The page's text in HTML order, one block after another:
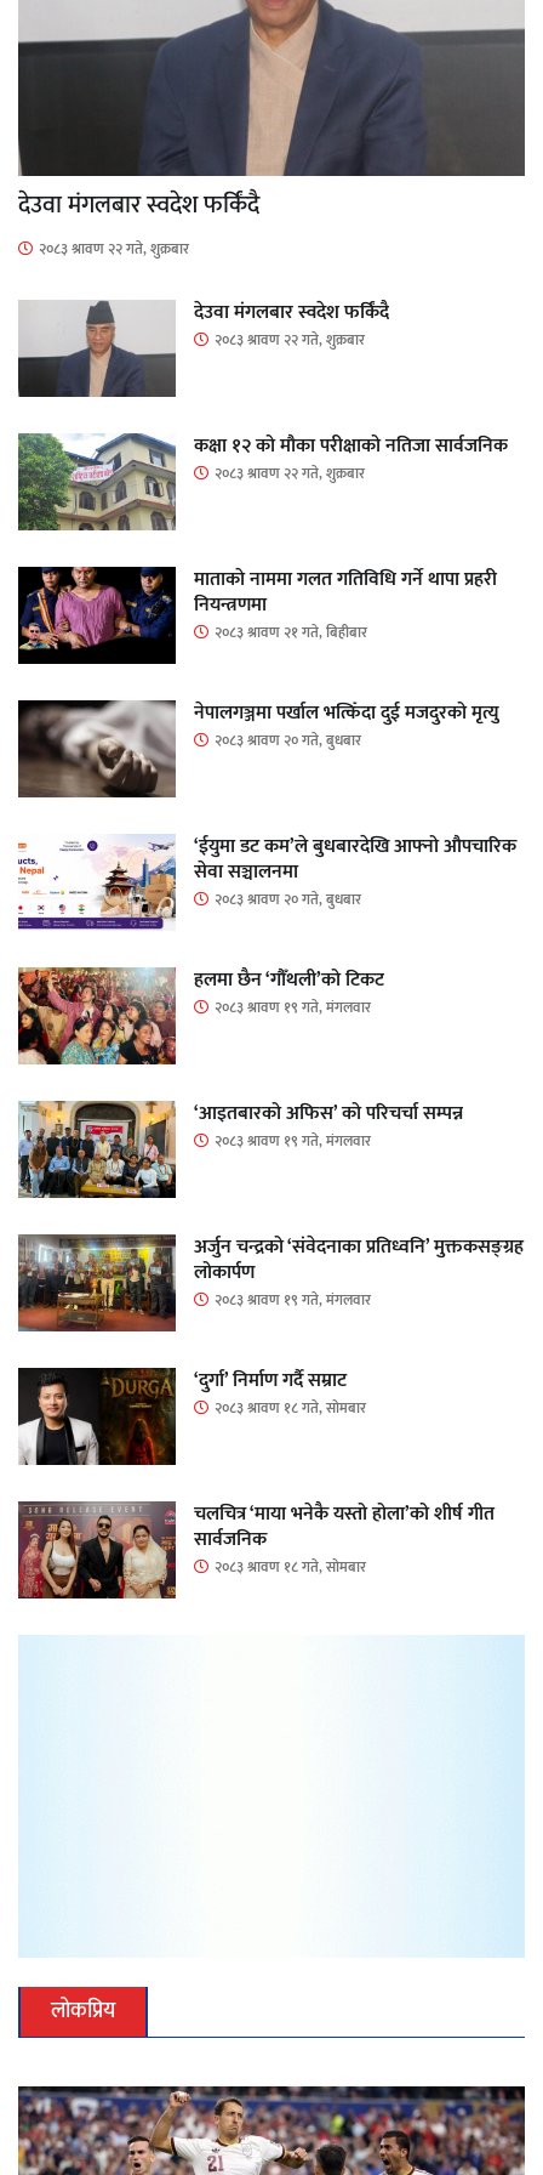
देउवा मंगलबार स्वदेश फर्किंदै
२०८३ श्रावण २२ गते, शुक्रबार
देउवा मंगलबार स्वदेश फर्किंदै
२०८३ श्रावण २२ गते, शुक्रबार
कक्षा १२ को मौका परीक्षाको नतिजा सार्वजनिक
२०८३ श्रावण २२ गते, शुक्रबार
माताकाे नाममा गलत गतिविधि गर्ने थापा प्रहरी
नियन्त्रणमा
२०८३ श्रावण २१ गते, बिहीबार
नेपालगञ्जमा पर्खाल भत्किँदा दुई मजदुरको मृत्यु
२०८३ श्रावण २० गते, बुधबार
‘ईयुमा डट कम’ले बुधबारदेखि आफ्नो औपचारिक
सेवा सञ्चालनमा
२०८३ श्रावण २० गते, बुधबार
हलमा छैन ‘गौँथली’को टिकट
२०८३ श्रावण १९ गते, मंगलवार
‘आइतबारको अफिस’ को परिचर्चा सम्पन्न
२०८३ श्रावण १९ गते, मंगलवार
अर्जुन चन्द्रको ‘संवेदनाका प्रतिध्वनि’ मुक्तकसङ्ग्रह
लोकार्पण
२०८३ श्रावण १९ गते, मंगलवार
‘दुर्गा’ निर्माण गर्दै सम्राट
२०८३ श्रावण १८ गते, सोमबार
चलचित्र ‘माया भनेकै यस्तो होला’को शीर्ष गीत
सार्वजनिक
२०८३ श्रावण १८ गते, सोमबार
लोकप्रिय